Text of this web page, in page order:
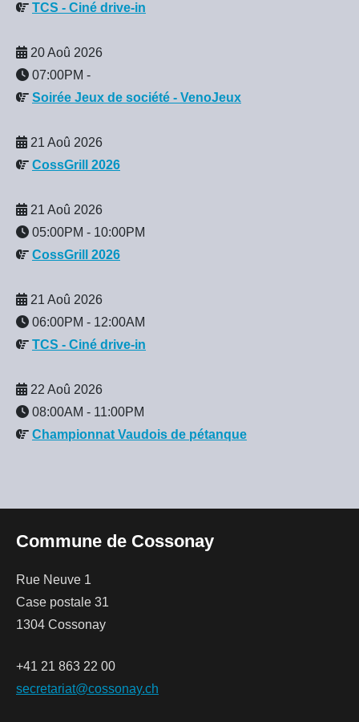
TCS - Ciné drive-in
20 Aoû 2026
07:00PM -
Soirée Jeux de société - VenoJeux
21 Aoû 2026
CossGrill 2026
21 Aoû 2026
05:00PM - 10:00PM
CossGrill 2026
21 Aoû 2026
06:00PM - 12:00AM
TCS - Ciné drive-in
22 Aoû 2026
08:00AM - 11:00PM
Championnat Vaudois de pétanque
Commune de Cossonay
Rue Neuve 1
Case postale 31
1304 Cossonay
+41 21 863 22 00
secretariat@cossonay.ch